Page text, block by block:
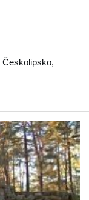
Českolipsko,